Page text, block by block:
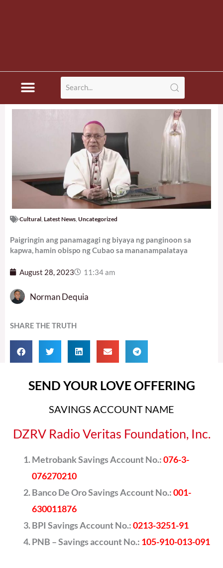
Cultural Latest News Uncategorized
Paigringin ang panamagagi ng biyaya ng panginoon sa
kapwa, hamin obispo ng Cubao sa mananampalataya
August 28, 2023 11:34 am
Norman Dequia
SHARE THE TRUTH
SEND YOUR LOVE OFFERING
SAVINGS ACCOUNT NAME
DZRV Radio Veritas Foundation, Inc.
Metrobank Savings Account No.:076-3-
076270210
Banco De Oro Savings Account No.:001-
630011876
BPI Savings Account No.:0213-3251-91
PNB – Savings account No.: 105-910-013-091